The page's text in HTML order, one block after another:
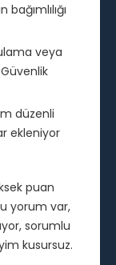
veya
düzenli
ekleniyor
puan
yorum var,
sorumlu
kusursuz.